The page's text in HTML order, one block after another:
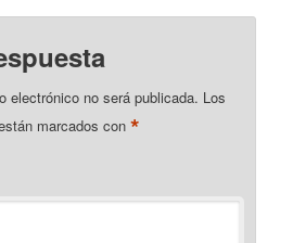
electrónico no será publicada. Los
marcados con*